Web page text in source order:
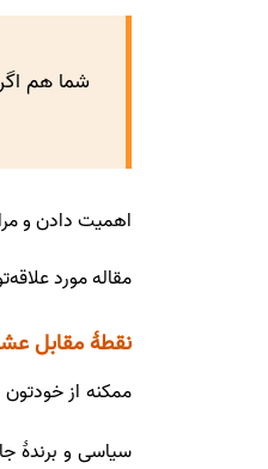
شما هم
اهمیت دادن و
مقاله‌ مورد
نقطۀ مقابل
ممکنه از
سیاسی و برندۀ